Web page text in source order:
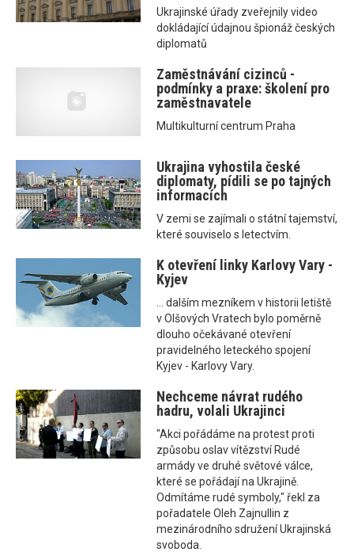
Ukrajinské úřady zveřejnily video
dokládající údajnou špionáž českých
diplomatů
Zaměstnávání cizinců -
podmínky a praxe: školení pro
zaměstnavatele
Multikulturní centrum Praha
Ukrajina vyhostila české
diplomaty, pídili se po tajných
informacích
V zemi se zajímali o státní tajemství,
které souviselo s letectvím.
K otevření linky Karlovy Vary -
Kyjev
... dalším mezníkem v historii letiště
v Olšových Vratech bylo poměrně
dlouho očekávané otevření
pravidelného leteckého spojení
Kyjev - Karlovy Vary.
Nechceme návrat rudého
hadru, volali Ukrajinci
"Akci pořádáme na protest proti
způsobu oslav vítězství Rudé
armády ve druhé světové válce,
které se pořádají na Ukrajině.
Odmítáme rudé symboly," řekl za
pořadatele Oleh Zajnullin z
mezinárodního sdružení Ukrajinská
svoboda.